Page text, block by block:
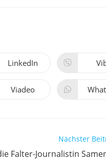
LinkedIn
Viadeo
Nächster
Falter-Journalistin